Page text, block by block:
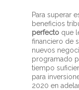
Para superar
beneficios
perfecto que
financiero de
nuevos
programado
tiempo
para
2020 en